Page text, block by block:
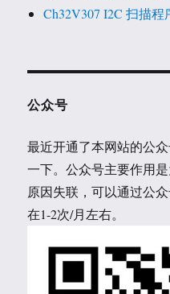
Ch32V307 I2C 扫描程
公众号
最近开通了本网站的公
一下。公众号主要作用
原因失联，可以通过公
在1-2次/月左右。